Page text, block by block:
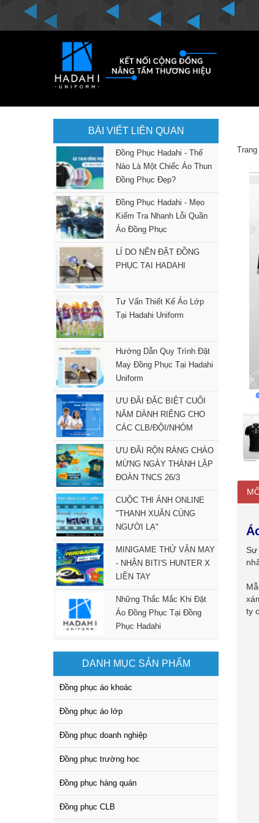
BÀI VIẾT LIÊN QUAN
Đồng Phục Hadahi - Thế
Nào Là Một Chiếc Áo Thun
Đồng Phục Đẹp?
Đồng Phục Hadahi - Mẹo
Kiểm Tra Nhanh Lỗi Quần
Áo Đồng Phục
LÍ DO NÊN ĐẶT ĐỒNG
PHỤC TẠI HADAHI
Tư Vấn Thiết Kế Áo Lớp
Tại Hadahi Uniform
Hướng Dẫn Quy Trình Đặt
May Đồng Phục Tại Hadahi
Uniform
ƯU ĐÃI ĐẶC BIỆT CUỐI
NĂM DÀNH RIÊNG CHO
CÁC CLB/ĐỘI/NHÓM
ƯU ĐÃI RỘN RÀNG CHÀO
MỪNG NGÀY THÀNH LẬP
ĐOÀN TNCS 26/3
CUỘC THI ẢNH ONLINE
"THANH XUÂN CÙNG
NGƯỜI LẠ"
MINIGAME THỬ VẬN MAY
- NHẬN BITI'S HUNTER X
LIỀN TAY
Những Thắc Mắc Khi Đặt
Áo Đồng Phục Tại Đồng
Phục Hadahi
DANH MỤC SẢN PHẨM
Đồng phục áo khoác
Đồng phục áo lớp
Đồng phục doanh nghiệp
Đồng phục trường học
Đồng phục hàng quán
Đồng phục CLB
ty